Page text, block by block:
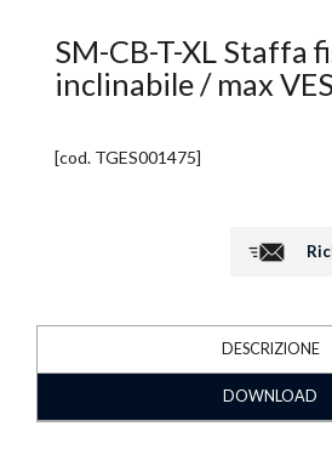
SM-CB-T-XL Staffa
inclinabile / max
[cod. TGES001475]
DESCRIZIONE
DOWNLOAD